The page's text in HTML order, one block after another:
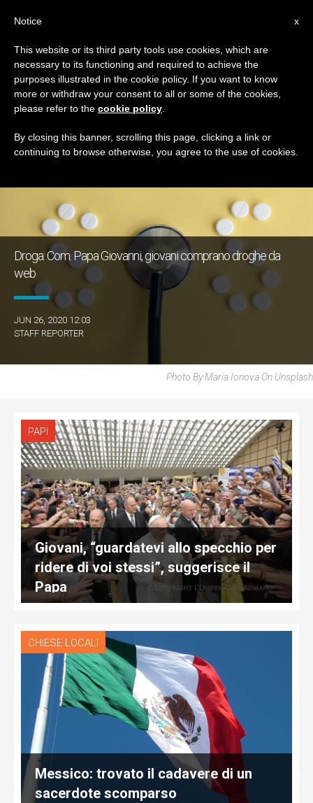
TAG
Posts Tagged ‘droga’
ULTIME NOTIZIE
Droga: Com. Papa Giovanni, giovani comprano droghe da
web
JUN 26, 2020 12:03
STAFF REPORTER
Photo By Maria Ionova On Unsplash
PAPI
Giovani, “guardatevi allo specchio per
ridere di voi stessi”, suggerisce il
Papa
CHIESE LOCALI
Messico: trovato il cadavere di un
sacerdote scomparso
x
Notice
This website or its third party tools use cookies, which are
necessary to its functioning and required to achieve the
purposes illustrated in the cookie policy. If you want to know
more or withdraw your consent to all or some of the cookies,
please refer to the cookie policy
By closing this banner, scrolling this page, clicking a link or
continuing to browse otherwise, you agree to the use of cookies.